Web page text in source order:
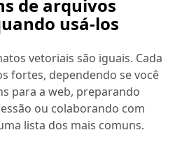
de arquivos
usá-los
vetoriais são iguais. Cada
fortes, dependendo se você
para a web, preparando
ou colaborando com
lista dos mais comuns.